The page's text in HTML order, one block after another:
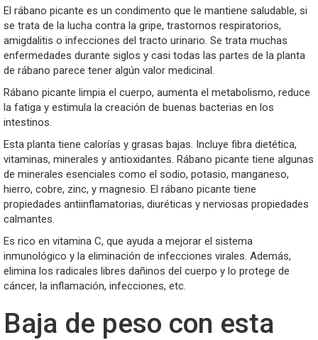
El rábano picante es un condimento que le mantiene saludable, si
se trata de la lucha contra la gripe, trastornos respiratorios,
amigdalitis o infecciones del tracto urinario. Se trata muchas
enfermedades durante siglos y casi todas las partes de la planta
de rábano parece tener algún valor medicinal.
Rábano picante limpia el cuerpo, aumenta el metabolismo, reduce
la fatiga y estimula la creación de buenas bacterias en los
intestinos.
Esta planta tiene calorías y grasas bajas. Incluye fibra dietética,
vitaminas, minerales y antioxidantes. Rábano picante tiene algunas
de minerales esenciales como el sodio, potasio, manganeso,
hierro, cobre, zinc, y magnesio. El rábano picante tiene
propiedades antiinflamatorias, diuréticas y nerviosas propiedades
calmantes.
Es rico en vitamina C, que ayuda a mejorar el sistema
inmunológico y la eliminación de infecciones virales. Además,
elimina los radicales libres dañinos del cuerpo y lo protege de
cáncer, la inflamación, infecciones, etc.
Baja de peso con esta